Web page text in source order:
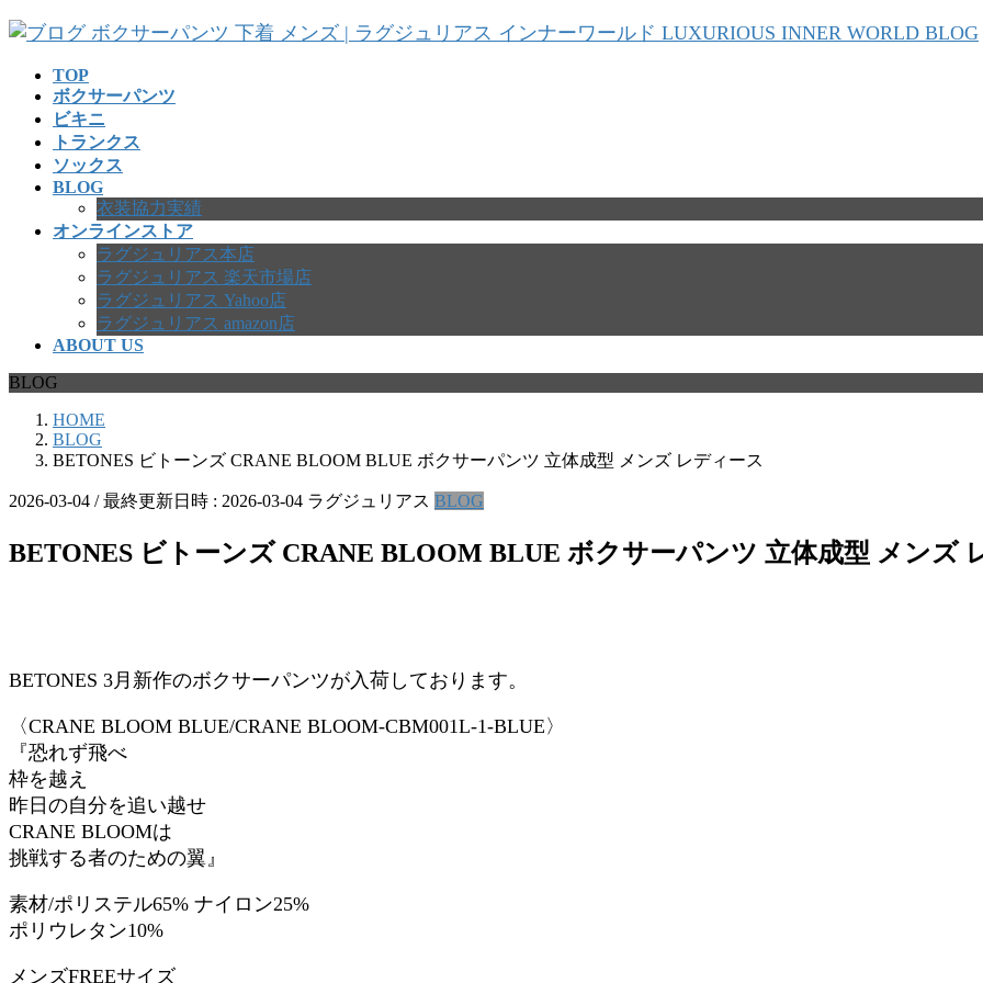
コ
ナ
TOP
ボクサーパンツ
ビキニ
トランクス
ソックス
BLOG
衣装協力実績
オンラインストア
ラグジュリアス本店
ラグジュリアス 楽天市場店
ラグジュリアス Yahoo店
ラグジュリアス amazon店
ABOUT US
BLOG
HOME
BLOG
BETONES ビトーンズ CRANE BLOOM BLUE ボクサーパンツ 立体成型 メンズ レディース
2026-03-04 / 最終更新日時 : 2026-03-04 ラグジュリアス BLOG
BETONES ビトーンズ CRANE BLOOM BLUE ボクサーパンツ 立体成型 メンズ
BETONES 3月新作のボクサーパンツが入荷しております。
〈CRANE BLOOM BLUE/CRANE BLOOM-CBM001L-1-BLUE〉
『恐れず飛べ
枠を越え
昨日の自分を追い越せ
CRANE BLOOMは
挑戦する者のための翼』
素材/ポリステル65% ナイロン25%
ポリウレタン10%
メンズFREEサイズ